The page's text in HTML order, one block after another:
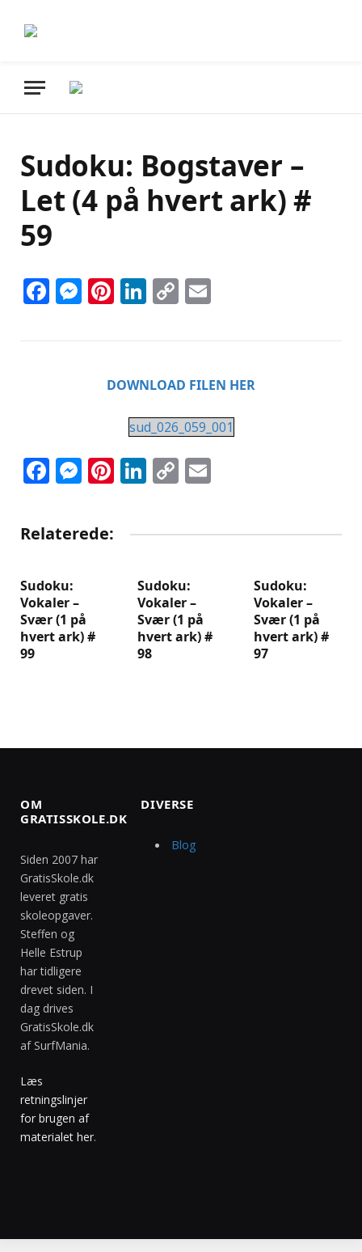
Sudoku: Bogstaver –
Let (4 på hvert ark) #
59
Facebook
Messenger
Pinterest
LinkedIn
Copy
DOWNLOAD FILEN HER
sud_026_059_001
Facebook
Messenger
Pinterest
LinkedIn
Copy
Relaterede:
Sudoku:
Vokaler –
Svær (1 på
hvert ark) #
99
Sudoku:
Vokaler –
Svær (1 på
hvert ark) #
98
Sudoku:
Vokaler –
Svær (1 på
hvert ark) #
97
OM
GRATISSKOLE.DK
Siden 2007 har
GratisSkole.dk
leveret gratis
skoleopgaver.
Steffen og
Helle Estrup
har tidligere
drevet siden. I
dag drives
GratisSkole.dk
af SurfMania.
Læs
retningslinjer
for brugen af
materialet her.
DIVERSE
Blog